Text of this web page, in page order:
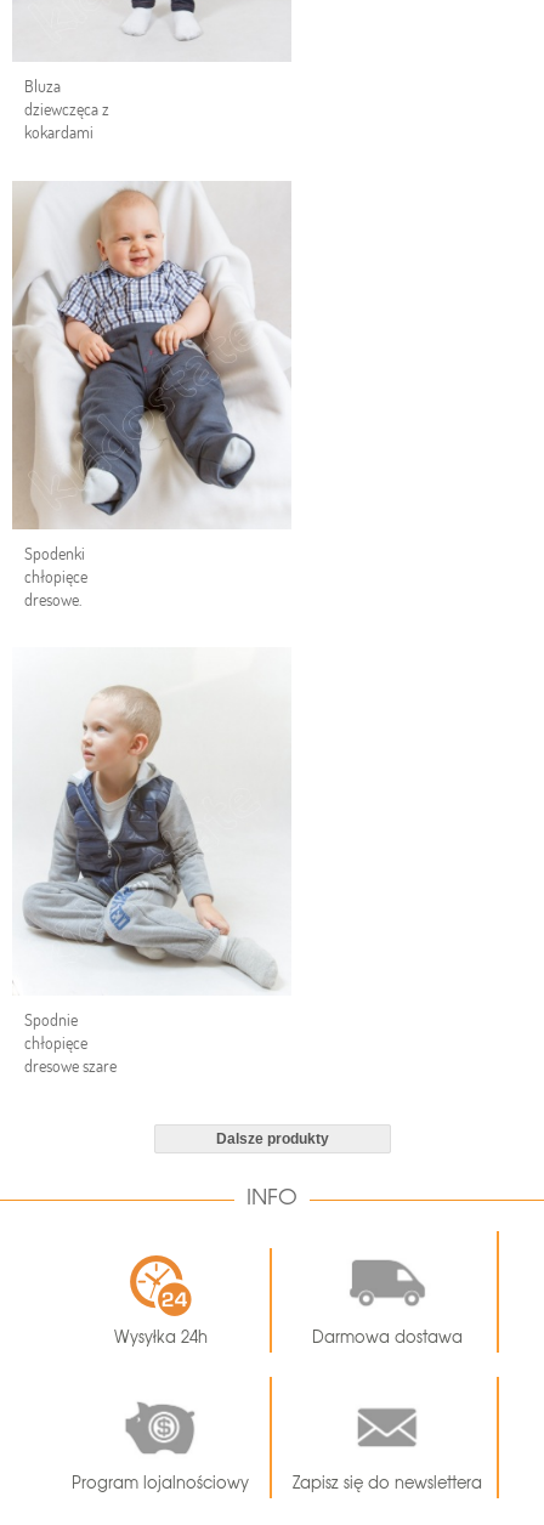
Bluza
dziewczęca z
kokardami
Spodenki
chłopięce
dresowe.
Spodnie
chłopięce
dresowe szare
Dalsze produkty
INFO
Wysyłka 24h Darmowa dostawa
Program lojalnościowy Zapisz się do newslettera